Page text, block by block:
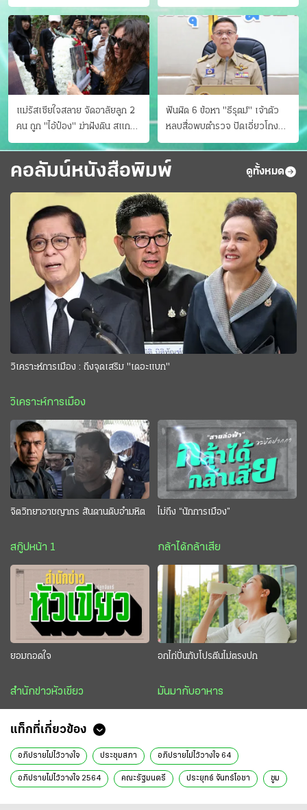
บาดแผล
แม่รัสเซียใจสลาย จัดอาลัยลูก 2
คน ถูก "ไอ้ป๋อง" ฆ่าฝังดิน สแกน
ไม่มีศพเพิ่ม
ฟันผิด 6 ข้อหา "ธีรุตม์" เจ้าตัว
หลบสื่อพบตำรวจ ปัดเอี่ยวโกง
สอบท้องถิ่น จ่อบี้รํ่ารวยมากปกติ
คอลัมน์หนังสือพิมพ์ ดูทั้งหมด
วิเคราะห์การเมือง : ถึงจุดเสริม "เดอะแบก"
วิเคราะห์การเมือง
จิตวิทยาอาชญากร สันดานดิบอำมหิต
สกู๊ปหน้า 1
ไม่ถึง “นักการเมือง”
กล้าได้กล้าเสีย
ยอมถอดใจ
สำนักข่าวหัวเขียว
อกไก่ปั่นกับโปรตีนไม่ตรงปก
มันมากับอาหาร
แท็กที่เกี่ยวข้อง
อภิปรายไม่ไว้วางใจ ประชุมสภา อภิปรายไม่ไว้วางใจ 64
อภิปรายไม่ไว้วางใจ 2564 คณะรัฐมนตรี ประยุทธ์ จันทร์โอชา ซูม